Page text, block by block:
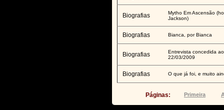
Biografias
Mytho Em Ascensão
Jackson)
Biografias Bianca, por Bianca
Biografias
Entrevista concedida
22/03/2009
Biografias O que já foi, e muito
Páginas: Primeira